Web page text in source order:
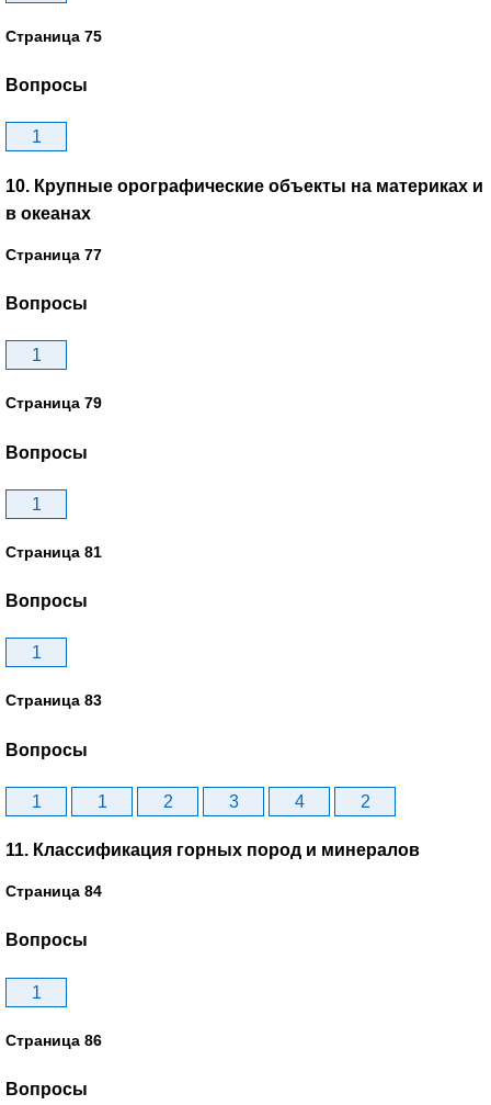
Страница 75
Вопросы
1
10. Крупные орографические объекты на материках и
в океанах
Страница 77
Вопросы
1
Страница 79
Вопросы
1
Страница 81
Вопросы
1
Страница 83
Вопросы
1 1 2 3 4 2
11. Классификация горных пород и минералов
Страница 84
Вопросы
1
Страница 86
Вопросы